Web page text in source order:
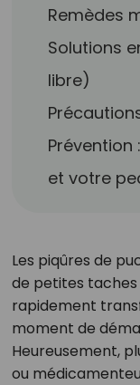
Remèdes
Solutions
libre)
et votre
Les piqûres de
de petites
rapidement
moment de
Heureusement,
ou